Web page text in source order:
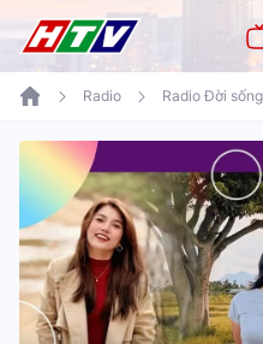
Radio Radio Đời sống